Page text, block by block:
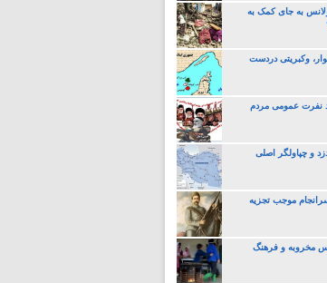
به چه مجوزی ۸۰ آمبولانس به جای کمک به
وکبریتی دردست
نفرت عمومی مردم
و چپاولگر اصلی
موجب تجزیه
مخروبه و فرهنگ